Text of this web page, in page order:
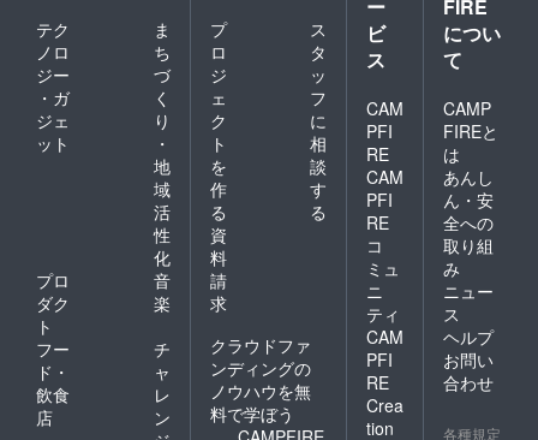
テク
ノロ
ジー
・ガ
ジェ
ット
ま
ち
づ
く
り
・
地
域
活
性
化
プロ
ダク
ト
音
楽
フー
ド・
飲食
店
チ
ャ
レ
ン
プ
ロ
ジ
ェ
ク
ト
を
作
る
ス
タ
ッ
フ
に
相
談
す
る
資
料
請
求
クラウドファ
ンディングの
ノウハウを無
料で学ぼう
ー
ビ
ス
CAM
PFI
RE
CAM
PFI
RE
コ
ミュ
ニ
ティ
CAM
PFI
RE
Crea
tion
FIRE
につい
て
CAMP
FIREと
は
あんし
ん・安
全への
取り組
み
ニュー
ス
ヘルプ
お問い
合わせ
各種規定